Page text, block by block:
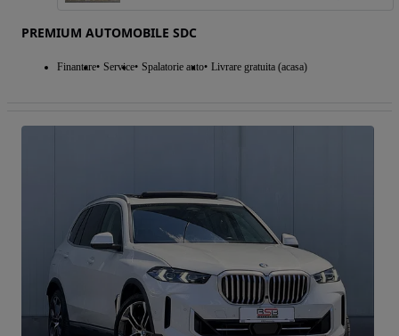
PREMIUM AUTOMOBILE SDC
Finantare Service Spalatorie auto Livrare gratuita (acasa)